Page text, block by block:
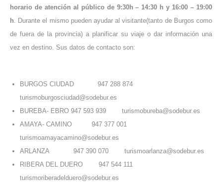
horario de atención al público de 9:30h – 14:30 h y 16:00 – 19:00
h . Durante el mismo pueden ayudar al visitante(tanto de Burgos como
de fuera de la provincia) a planificar su viaje o dar información una
vez en destino. Sus datos de contacto son:
BURGOS CIUDAD 947 288 874
turismoburgosciudad@sodebur.es
BUREBA- EBRO 947 593 939 turismobureba@sodebur.es
AMAYA- CAMINO 947 377 001
turismoamayacamino@sodebur.es
ARLANZA 947 390 070 turismoarlanza@sodebur.es
RIBERA DEL DUERO 947 544 111
turismoriberadelduero@sodebur.es